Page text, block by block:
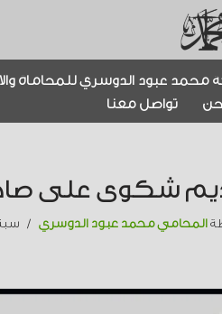
محمد عبود الدوسري للمحاماة
تواصل معنا
شكوى على
المحامي محمد عبود الدوسري